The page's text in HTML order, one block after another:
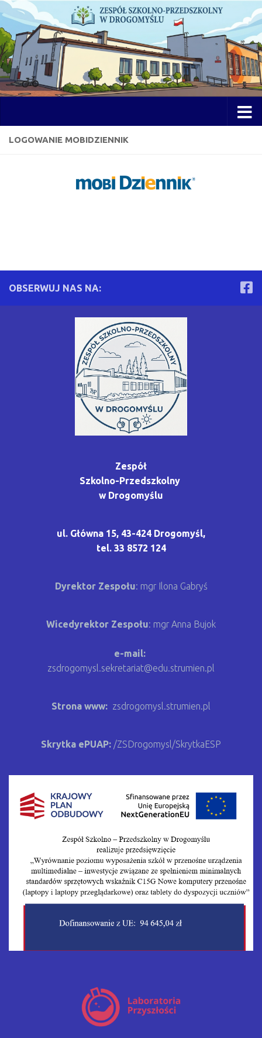
Przejdź do treści
LOGOWANIE MOBIDZIENNIK
OBSERWUJ NAS NA:
Zespół
Szkolno-Przedszkolny
w Drogomyślu
ul. Główna 15, 43-424 Drogomyśl,
tel. 33 8572 124
Dyrektor Zespołu: mgr Ilona Gabryś
Wicedyrektor Zespołu: mgr Anna Bujok
e-mail:
zsdrogomysl.sekretariat@edu.strumien.pl
Strona www: zsdrogomysl.strumien.pl
Skrytka ePUAP: /ZSDrogomysl/SkrytkaESP